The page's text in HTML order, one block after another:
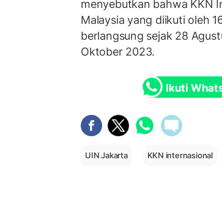
menyebutkan bahwa KKN
Malaysia yang diikuti oleh
berlangsung sejak 28
Oktober 2023.
Ikuti
UIN Jakarta KKN internasional